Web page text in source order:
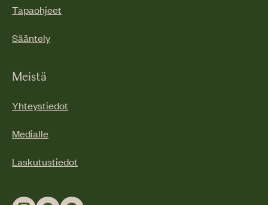
Tapaohjeet
Sääntely
Meistä
Yhteystiedot
Medialle
Laskutustiedot